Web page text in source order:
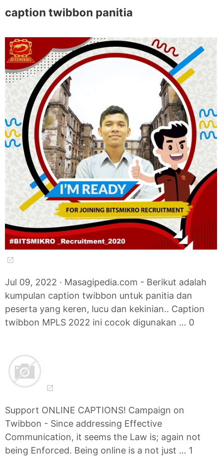
caption twibbon panitia
Jul 09, 2022 · Masagipedia.com - Berikut adalah
kumpulan caption twibbon untuk panitia dan
peserta yang keren, lucu dan kekinian.. Caption
twibbon MPLS 2022 ini cocok digunakan … 0
Support ONLINE CAPTIONS! Campaign on
Twibbon - Since addressing Effective
Communication, it seems the Law is; again not
being Enforced. Being online is a not just … 1